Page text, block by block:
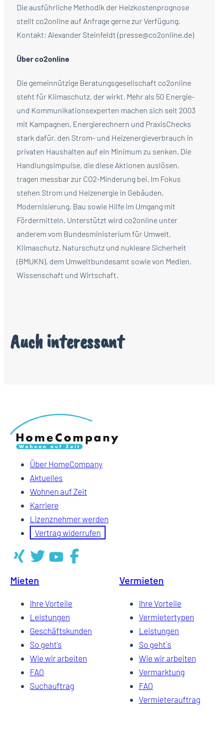
Die ausführliche Methodik der Heizkostenprognose
stellt co2online auf Anfrage gerne zur Verfügung.
Kontakt: Alexander Steinfeldt (presse@co2online.de)
Über co2online
Die gemeinnützige Beratungsgesellschaft co2online
steht für Klimaschutz, der wirkt. Mehr als 50 Energie-
und Kommunikationsexperten machen sich seit 2003
mit Kampagnen, Energierechnern und PraxisChecks
stark dafür, den Strom- und Heizenergieverbrauch in
privaten Haushalten auf ein Minimum zu senken. Die
Handlungsimpulse, die diese Aktionen auslösen,
tragen messbar zur CO2-Minderung bei. Im Fokus
stehen Strom und Heizenergie in Gebäuden,
Modernisierung, Bau sowie Hilfe im Umgang mit
Fördermitteln. Unterstützt wird co2online unter
anderem vom Bundesministerium für Umwelt,
Klimaschutz, Naturschutz und nukleare Sicherheit
(BMUKN), dem Umweltbundesamt sowie von Medien,
Wissenschaft und Wirtschaft.
Auch interessant
Über HomeCompany
Aktuelles
Wohnen auf Zeit
Karriere
Lizenznehmer werden
Vertrag widerrufen
Mieten
Ihre Vorteile
Leistungen
Geschäftskunden
So geht's
Wie wir arbeiten
FAQ
Suchauftrag
Vermieten
Ihre Vorteile
Vermietertypen
Leistungen
So geht`s
Wie wir arbeiten
Vermarktung
FAQ
Vermieterauftrag